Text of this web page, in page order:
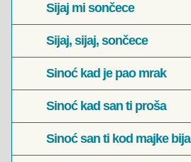
Sijaj mi sončece
Sijaj, sijaj, sončece
Sinoć kad je pao mrak
Sinoć kad san ti proša
Sinoć san ti kod majke bija